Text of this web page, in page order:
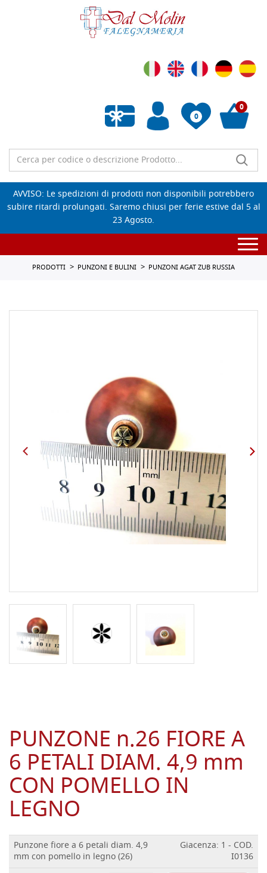
0
Wishlist vuota
0
AVVISO: Le spedizioni di prodotti non disponibili potrebbero
subire ritardi prolungati. Saremo chiusi per ferie estive dal 5 al
23 Agosto.
PRODOTTI PUNZONI E BULINI PUNZONI AGAT ZUB RUSSIA
PUNZONE n.26 FIORE A
6 PETALI DIAM. 4,9 mm
CON POMELLO IN
LEGNO
Punzone fiore a 6 petali diam. 4,9
mm con pomello in legno (26)
Giacenza: 1 - COD.
I0136